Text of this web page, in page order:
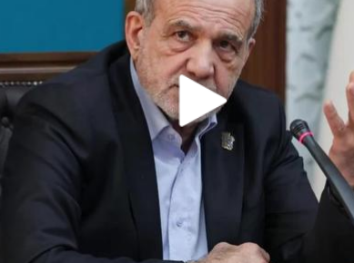
李亚鹏向地铁吐血女孩捐99999元
台风白海豚或在华东沿海登陆
弹药库存告急 美军补货难
如何把百年大党建设得更加坚强有力
香港殿堂级填词人黎彼得因病离世 终年76岁
FIFA官方支持因凡蒂诺
41岁女子为鼓励女儿考上985研究生